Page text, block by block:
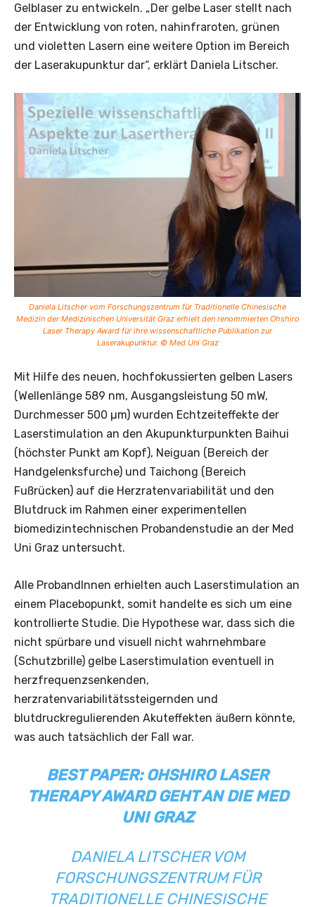
Gelblaser zu entwickeln. „Der gelbe Laser stellt nach
der Entwicklung von roten, nahinfraroten, grünen
und violetten Lasern eine weitere Option im Bereich
der Laserakupunktur dar“, erklärt Daniela Litscher.
Daniela Litscher vom Forschungszentrum für Traditionelle Chinesische
Medizin der Medizinischen Universität Graz erhielt den renommierten Ohshiro
Laser Therapy Award für ihre wissenschaftliche Publikation zur
Laserakupunktur. © Med Uni Graz
Mit Hilfe des neuen, hochfokussierten gelben Lasers
(Wellenlänge 589 nm, Ausgangsleistung 50 mW,
Durchmesser 500 µm) wurden Echtzeiteffekte der
Laserstimulation an den Akupunkturpunkten Baihui
(höchster Punkt am Kopf), Neiguan (Bereich der
Handgelenksfurche) und Taichong (Bereich
Fußrücken) auf die Herzratenvariabilität und den
Blutdruck im Rahmen einer experimentellen
biomedizintechnischen Probandenstudie an der Med
Uni Graz untersucht.
Alle ProbandInnen erhielten auch Laserstimulation an
einem Placebopunkt, somit handelte es sich um eine
kontrollierte Studie. Die Hypothese war, dass sich die
nicht spürbare und visuell nicht wahrnehmbare
(Schutzbrille) gelbe Laserstimulation eventuell in
herzfrequenzsenkenden,
herzratenvariabilitätssteigernden und
blutdruckregulierenden Akuteffekten äußern könnte,
was auch tatsächlich der Fall war.
BEST PAPER: OHSHIRO LASER
THERAPY AWARD GEHT AN DIE MED
UNI GRAZ
DANIELA LITSCHER VOM
FORSCHUNGSZENTRUM FÜR
TRADITIONELLE CHINESISCHE